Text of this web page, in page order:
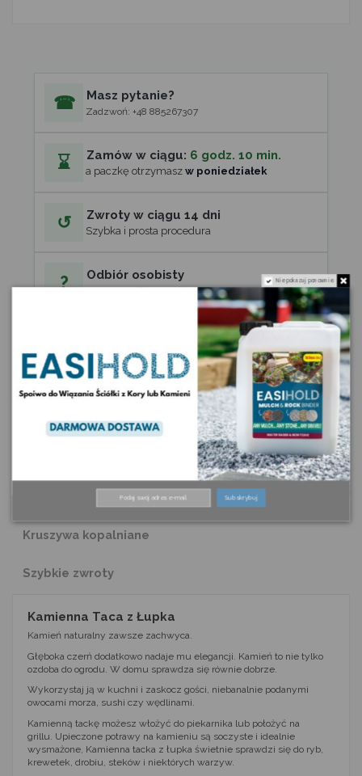
☎ Masz pytanie?
Zadzwoń: +48 885267307
⌛ Zamów w ciągu: 6 godz. 10 min.
a paczkę otrzymasz w poniedziałek
↺ Zwroty w ciągu 14 dni
Szybka i prosta procedura
? Odbiór osobisty
Jak dojechać (Nawiguj) »
Opis
Szczegóły produktu
Kalkulator zapotrzebowania
Kruszywa kopalniane
Szybkie zwroty
Kamienna Taca z Łupka
Kamień naturalny zawsze zachwyca.
Głęboka czerń dodatkowo nadaje mu elegancji. Kamień to nie tylko
ozdoba do ogrodu. W domu sprawdza się równie dobrze.
Wykorzystaj ją w kuchni i zaskocz gości, niebanalnie podanymi
owocami morza, sushi czy wędlinami.
Kamienną tackę możesz włożyć do piekarnika lub położyć na
grillu. Upieczone potrawy na kamieniu są soczyste i idealnie
wysmażone, Kamienna tacka z łupka świetnie sprawdzi się do ryb,
krewetek, drobiu, steków i niektórych warzyw.
Nie pokazuj ponownie.
Subskrybuj